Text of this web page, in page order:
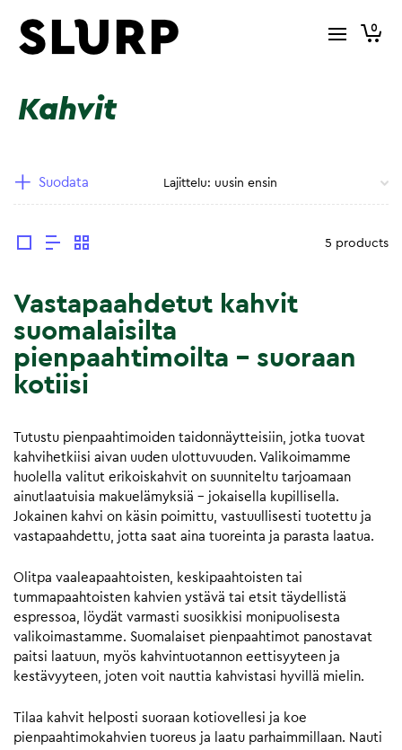
0
Kahvit
Suodata
5 products
Vastapaahdetut kahvit
suomalaisilta
pienpaahtimoilta – suoraan
kotiisi
Tutustu pienpaahtimoiden taidonnäytteisiin, jotka tuovat
kahvihetkiisi aivan uuden ulottuvuuden. Valikoimamme
huolella valitut erikoiskahvit on suunniteltu tarjoamaan
ainutlaatuisia makuelämyksiä – jokaisella kupillisella.
Jokainen kahvi on käsin poimittu, vastuullisesti tuotettu ja
vastapaahdettu, jotta saat aina tuoreinta ja parasta laatua.
Olitpa vaaleapaahtoisten, keskipaahtoisten tai
tummapaahtoisten kahvien ystävä tai etsit täydellistä
espressoa, löydät varmasti suosikkisi monipuolisesta
valikoimastamme. Suomalaiset pienpaahtimot panostavat
paitsi laatuun, myös kahvintuotannon eettisyyteen ja
kestävyyteen, joten voit nauttia kahvistasi hyvillä mielin.
Tilaa kahvit helposti suoraan kotiovellesi ja koe
pienpaahtimokahvien tuoreus ja laatu parhaimmillaan. Nauti